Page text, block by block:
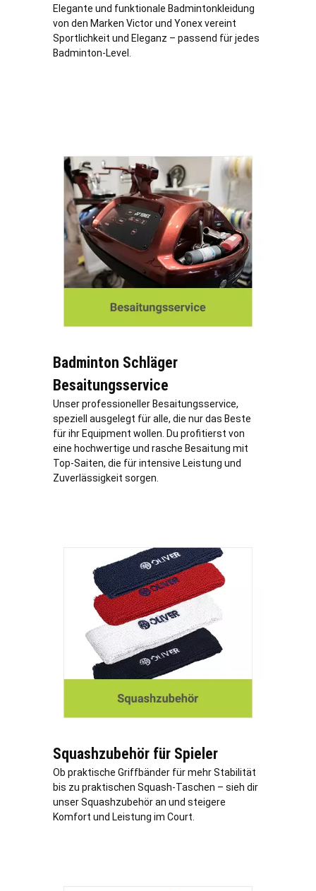
Elegante und funktionale Badmintonkleidung
von den Marken Victor und Yonex vereint
Sportlichkeit und Eleganz – passend für jedes
Badminton-Level.
Badminton Schläger
Besaitungsservice
Unser professioneller Besaitungsservice,
speziell ausgelegt für alle, die nur das Beste
für ihr Equipment wollen. Du profitierst von
eine hochwertige und rasche Besaitung mit
Top-Saiten, die für intensive Leistung und
Zuverlässigkeit sorgen.
Squashzubehör für Spieler
Ob praktische Griffbänder für mehr Stabilität
bis zu praktischen Squash-Taschen – sieh dir
unser Squashzubehör an und steigere
Komfort und Leistung im Court.